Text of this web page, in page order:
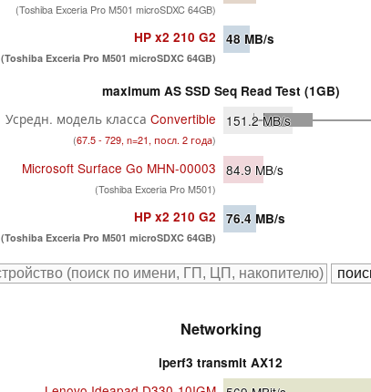
(Toshiba Exceria Pro M501 microSDXC 64GB)
HP x2 210 G2
(Toshiba Exceria Pro M501 microSDXC 64GB)
48 MB/s
maximum AS SSD Seq Read Test (1GB)
Усредн. модель класса Convertible
(67.5 - 729, n=21, посл. 2 года)
151.2MB/s
Microsoft Surface Go MHN-00003
(Toshiba Exceria Pro M501)
84.9 MB/s
HP x2 210 G2
(Toshiba Exceria Pro M501 microSDXC 64GB)
76.4 MB/s
Networking
iperf3 transmit AX12